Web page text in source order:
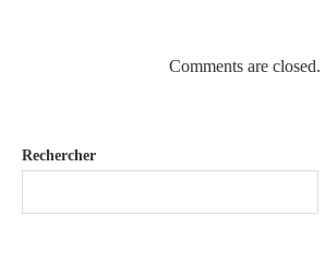
Comments are closed.
Rechercher